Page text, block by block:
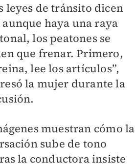
leyes de tránsito dicen
aunque haya una raya
los peatones se
que frenar. Primero,
lee los artículos”,
la mujer durante la
muestran cómo la
sube de tono
la conductora insiste